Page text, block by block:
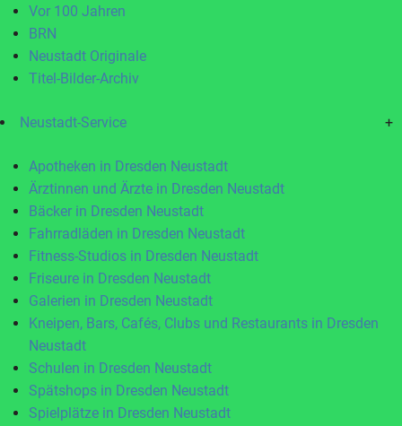
Vor 100 Jahren
BRN
Neustadt Originale
Titel-Bilder-Archiv
Neustadt-Service +
Apotheken in Dresden Neustadt
Ärztinnen und Ärzte in Dresden Neustadt
Bäcker in Dresden Neustadt
Fahrradläden in Dresden Neustadt
Fitness-Studios in Dresden Neustadt
Friseure in Dresden Neustadt
Galerien in Dresden Neustadt
Kneipen, Bars, Cafés, Clubs und Restaurants in Dresden
Neustadt
Schulen in Dresden Neustadt
Spätshops in Dresden Neustadt
Spielplätze in Dresden Neustadt